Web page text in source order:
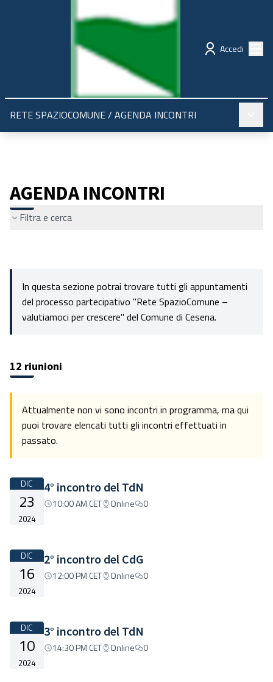
Regione Emilia-Romagna Partecipazione
Accedi
RETE SPAZIOCOMUNE/ AGENDA INCONTRI
AGENDA INCONTRI
Filtra e cerca
In questa sezione potrai trovare tutti gli appuntamenti
del processo partecipativo "Rete SpazioComune –
valutiamoci per crescere" del Comune di Cesena.
12 riunioni
Attualmente non vi sono incontri in programma, ma qui
puoi trovare elencati tutti gli incontri effettuati in
passato.
DIC
23
2024
4° incontro del TdN
10:00 AM CET Online 0
DIC
16
2024
2° incontro del CdG
12:00 PM CET Online 0
DIC
10
2024
3° incontro del TdN
14:30 PM CET Online 0